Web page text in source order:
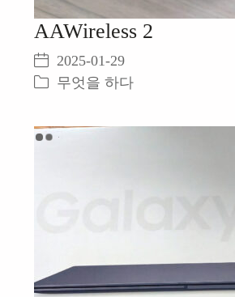
AAWireless 2
2025-01-29
무엇을 하다